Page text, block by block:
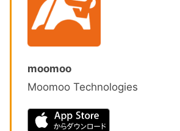
moomoo
Moomoo Technologies